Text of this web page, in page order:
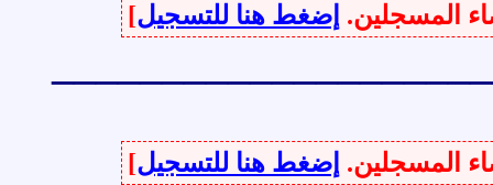
إضغط هنا للتسجيل]
إضغط هنا للتسجيل]